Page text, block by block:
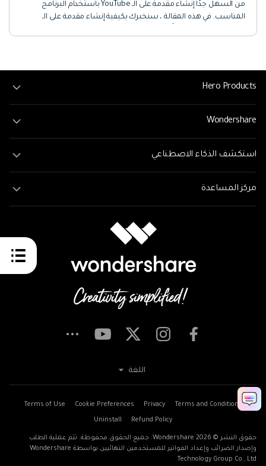
من السهل جدًا إنشاء مقدمة على الـ YouTube باستخدام البرنامج
المناسب. في هذه المقالة ، سنخبرك بكيفية إنشاء مقدمة على الـ
Hero Products
Wondershare
استكشف الذكاء الاصطناعي
مركز المساعدة
Terms and Conditions
Privacy
Cookie Preferences
Terms of Use
Refund Policy
Uninstall
حقوق النشر © 2026
Wondershare. جميع الحقوق محفوظة. تتم عملية الطلب
وإصدار الضرائب وإعداد الفواتير للمستخدمين النهائيين بواسطة Wondershare
Technology Group Co., Ltd.
اللغة